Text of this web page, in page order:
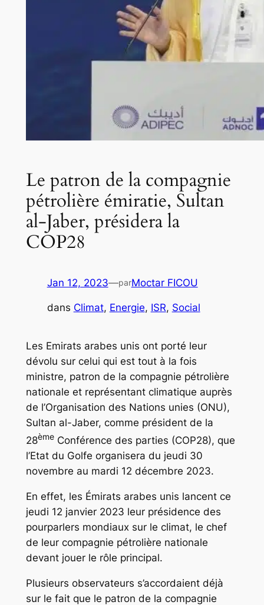
Le patron de la compagnie
pétrolière émiratie, Sultan
al-Jaber, présidera la
COP28
Jan 12, 2023—parMoctar FICOU
dans Climat, Energie, ISR, Social
Les Emirats arabes unis ont porté leur
dévolu sur celui qui est tout à la fois
ministre, patron de la compagnie pétrolière
nationale et représentant climatique auprès
de l’Organisation des Nations unies (ONU),
Sultan al-Jaber, comme président de la
28èmeConférence des parties (COP28), que
l’Etat du Golfe organisera du jeudi 30
novembre au mardi 12 décembre 2023.
En effet, les Émirats arabes unis lancent ce
jeudi 12 janvier 2023 leur présidence des
pourparlers mondiaux sur le climat, le chef
de leur compagnie pétrolière nationale
devant jouer le rôle principal.
Plusieurs observateurs s’accordaient déjà
sur le fait que le patron de la compagnie